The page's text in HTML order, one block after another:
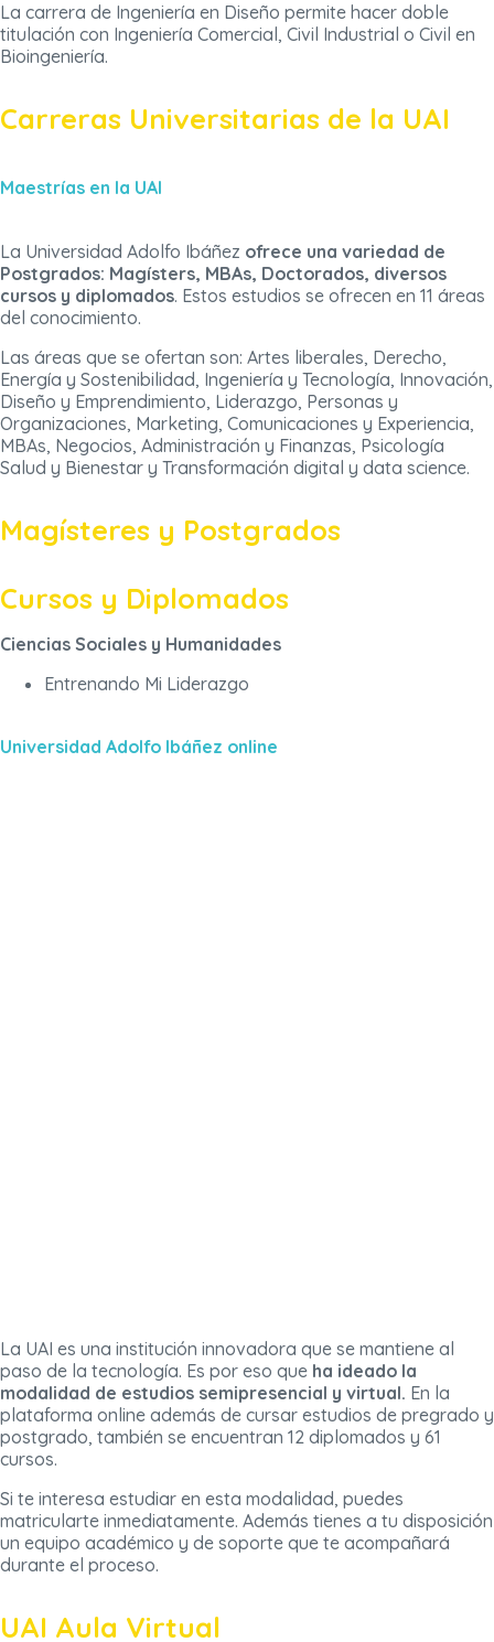
La carrera de Ingeniería en Diseño permite hacer doble
titulación con Ingeniería Comercial, Civil Industrial o Civil en
Bioingeniería.
Carreras Universitarias de la UAI
Maestrías en la UAI
La Universidad Adolfo Ibáñez ofrece una variedad de
Postgrados: Magísters, MBAs, Doctorados, diversos
cursos y diplomados. Estos estudios se ofrecen en 11 áreas
del conocimiento.
Las áreas que se ofertan son: Artes liberales, Derecho,
Energía y Sostenibilidad, Ingeniería y Tecnología, Innovación,
Diseño y Emprendimiento, Liderazgo, Personas y
Organizaciones, Marketing, Comunicaciones y Experiencia,
MBAs, Negocios, Administración y Finanzas, Psicología
Salud y Bienestar y Transformación digital y data science.
Magísteres y Postgrados
Cursos y Diplomados
Ciencias Sociales y Humanidades
Entrenando Mi Liderazgo
Universidad Adolfo Ibáñez online
La UAI es una institución innovadora que se mantiene al
paso de la tecnología. Es por eso que ha ideado la
modalidad de estudios semipresencial y virtual. En la
plataforma online además de cursar estudios de pregrado y
postgrado, también se encuentran 12 diplomados y 61
cursos.
Si te interesa estudiar en esta modalidad, puedes
matricularte inmediatamente. Además tienes a tu disposición
un equipo académico y de soporte que te acompañará
durante el proceso.
UAI Aula Virtual